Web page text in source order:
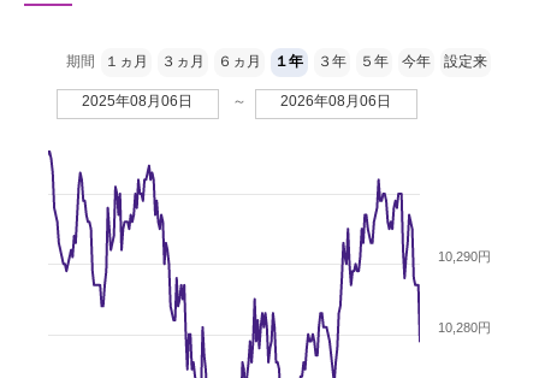
10,280円
10,290円
期間 １ヵ月 ３ヵ月 ６ヵ月 １年 ３年 ５年 今年 設定来
2025年08月06日 ～ 2026年08月06日